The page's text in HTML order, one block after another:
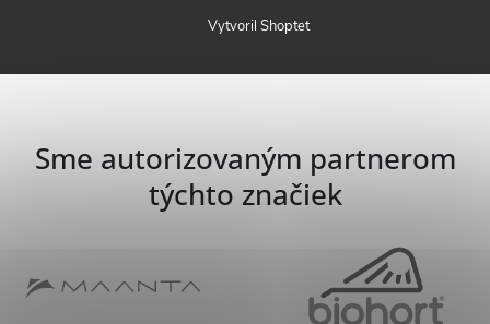
Vytvoril Shoptet
Sme autorizovaným partnerom
týchto značiek